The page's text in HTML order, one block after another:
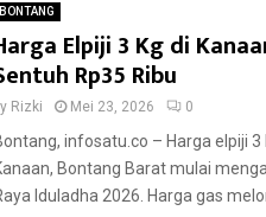
BONTANG
Elpiji 3 Kg di
Rp35 Ribu
Rizki Mei 23, 2026 0
infosatu.co – Harga elpiji
Bontang Barat mulai
Iduladha 2026. Harga gas melon